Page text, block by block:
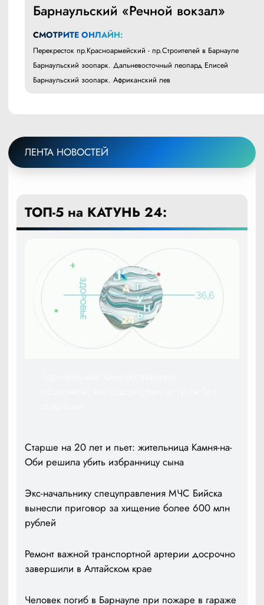
Барнаульский «Речной вокзал»
СМОТРИТЕ ОНЛАЙН:
Перекресток пр.Красноармейский - пр.Строителей в Барнауле
Барнаульский зоопарк. Дальневосточный леопард Елисей
Барнаульский зоопарк. Африканский лев
ЛЕНТА НОВОСТЕЙ
ТОП-5 на КАТУНЬ 24:
Старше на 20 лет и пьет: жительница Камня-на-
Оби решила убить избранницу сына
Экс-начальнику спецуправления МЧС Бийска
вынесли приговор за хищение более 600 млн
рублей
Ремонт важной транспортной артерии досрочно
завершили в Алтайском крае
Человек погиб в Барнауле при пожаре в гараже